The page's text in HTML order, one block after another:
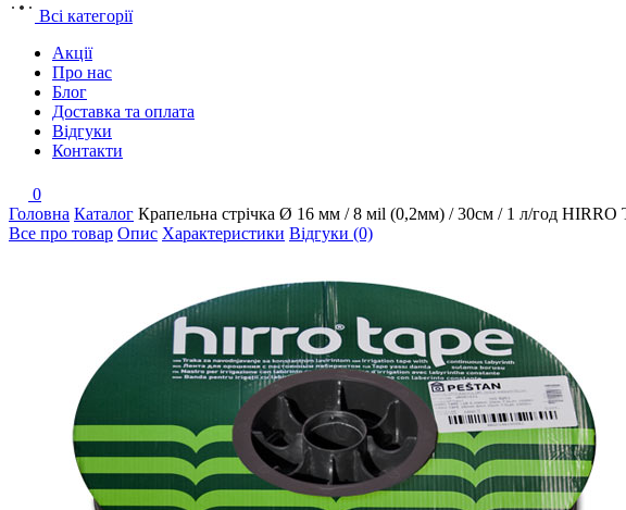
Всі категорії
Акції
Про нас
Блог
Доставка та оплата
Відгуки
Контакти
0
Головна Каталог Крапельна стрічка Ø 16 мм / 8 мil (0,2мм) / 30см / 1 л/год
Все про товар Опис Характеристики Відгуки (0)